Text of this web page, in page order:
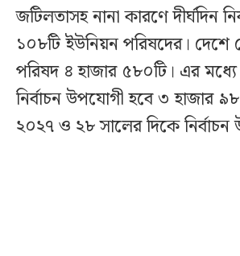
জটিলতাসহ নানা কারণে দীর্ঘদিন
১০৮টি ইউনিয়ন পরিষদের।
পরিষদ ৪ হাজার ৫৮০টি। এর
নির্বাচন উপযোগী হবে ৩ হাজার
২০২৭ ও ২৮ সালের দিকে